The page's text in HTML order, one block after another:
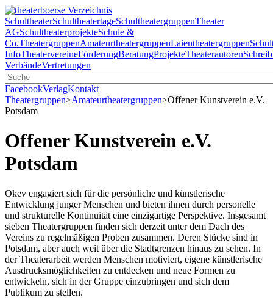
SchultheaterSchultheatertageSchultheatergruppenTheater
AGSchultheaterprojekteSchule &
Co.TheatergruppenAmateurtheatergruppenLaientheatergruppen
InfoTheatervereineFörderungBeratungProjekteTheaterautoren
VerbändeVertretungen
FacebookVerlagKontakt
Theatergruppen>Amateurtheatergruppen>Offener Kunstverein e.V.
Potsdam
Offener Kunstverein e.V.
Potsdam
Okev engagiert sich für die persönliche und künstlerische
Entwicklung junger Menschen und bieten ihnen durch personelle
und strukturelle Kontinuität eine einzigartige Perspektive. Insgesamt
sieben Theatergruppen finden sich derzeit unter dem Dach des
Vereins zu regelmäßigen Proben zusammen. Deren Stücke sind in
Potsdam, aber auch weit über die Stadtgrenzen hinaus zu sehen. In
der Theaterarbeit werden Menschen motiviert, eigene künstlerische
Ausdrucksmöglichkeiten zu entdecken und neue Formen zu
entwickeln, sich in der Gruppe einzubringen und sich dem
Publikum zu stellen.